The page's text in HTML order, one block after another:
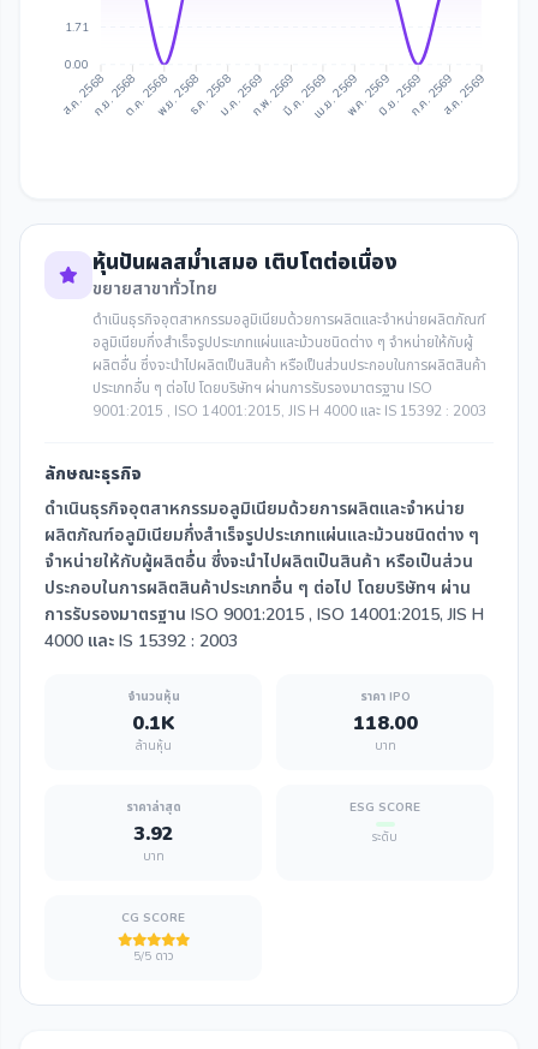
1.71
0.00
ส.ค. 2568ก.ย. 2568ต.ค. 2568พ.ย. 2568ธ.ค. 2568ม.ค. 2569ก.พ. 2569มี.ค. 2569เม.ย. 2569พ.ค. 2569มิ.ย. 2569ก.ค. 2569ส.ค. 2569
หุ้นปันผลสม่ำเสมอ เติบโตต่อเนื่อง
ขยายสาขาทั่วไทย
ดำเนินธุรกิจอุตสาหกรรมอลูมิเนียมด้วยการผลิตและจำหน่ายผลิตภัณฑ์
อลูมิเนียมกึ่งสำเร็จรูปประเภทแผ่นและม้วนชนิดต่าง ๆ จำหน่ายให้กับผู้
ผลิตอื่น ซึ่งจะนำไปผลิตเป็นสินค้า หรือเป็นส่วนประกอบในการผลิตสินค้า
ประเภทอื่น ๆ ต่อไป โดยบริษัทฯ ผ่านการรับรองมาตรฐาน ISO
9001:2015 , ISO 14001:2015, JIS H 4000 และ IS 15392 : 2003
ลักษณะธุรกิจ
ดำเนินธุรกิจอุตสาหกรรมอลูมิเนียมด้วยการผลิตและจำหน่าย
ผลิตภัณฑ์อลูมิเนียมกึ่งสำเร็จรูปประเภทแผ่นและม้วนชนิดต่าง ๆ
จำหน่ายให้กับผู้ผลิตอื่น ซึ่งจะนำไปผลิตเป็นสินค้า หรือเป็นส่วน
ประกอบในการผลิตสินค้าประเภทอื่น ๆ ต่อไป โดยบริษัทฯ ผ่าน
การรับรองมาตรฐาน ISO 9001:2015 , ISO 14001:2015, JIS H
4000 และ IS 15392 : 2003
จำนวนหุ้น
0.1K
ล้านหุ้น
ราคา IPO
118.00
บาท
ราคาล่าสุด
3.92
บาท
ESG SCORE
ระดับ
CG SCORE
5/5 ดาว